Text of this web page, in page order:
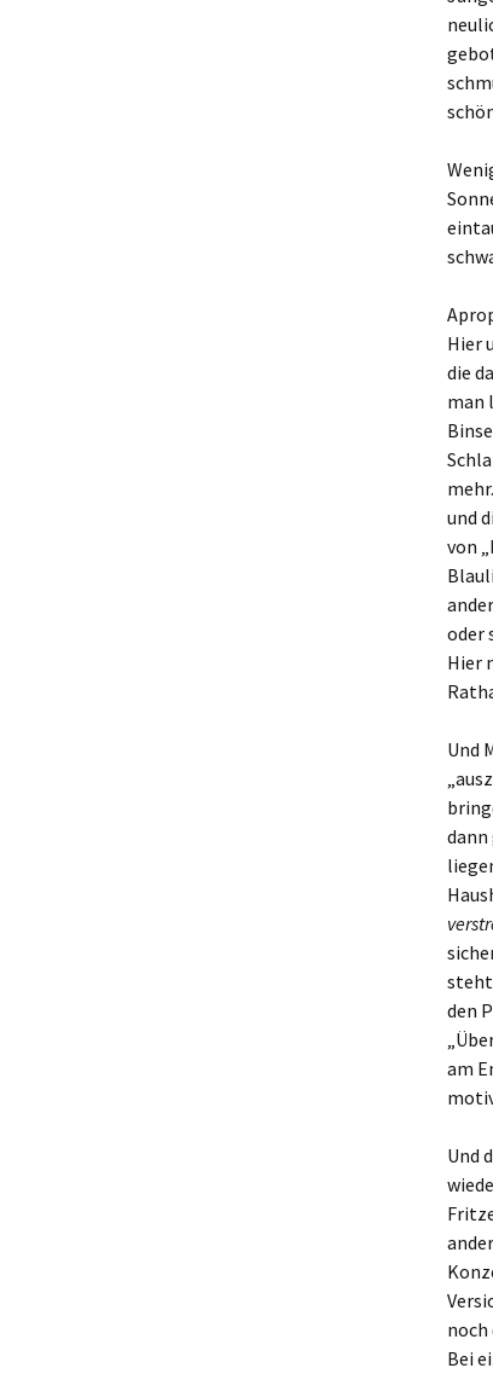
Wohin
und
Geld
nach
Wir
Wir
Hier
die
man
und
von
oder
Hier
Und
dann
steht
den
am
Und
Bei